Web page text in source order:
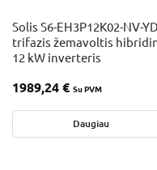
Solis S6-EH3P12K02-NV-
trifazis žemavoltis
12 kW inverteris
1989,24€ Su PVM
Daugiau